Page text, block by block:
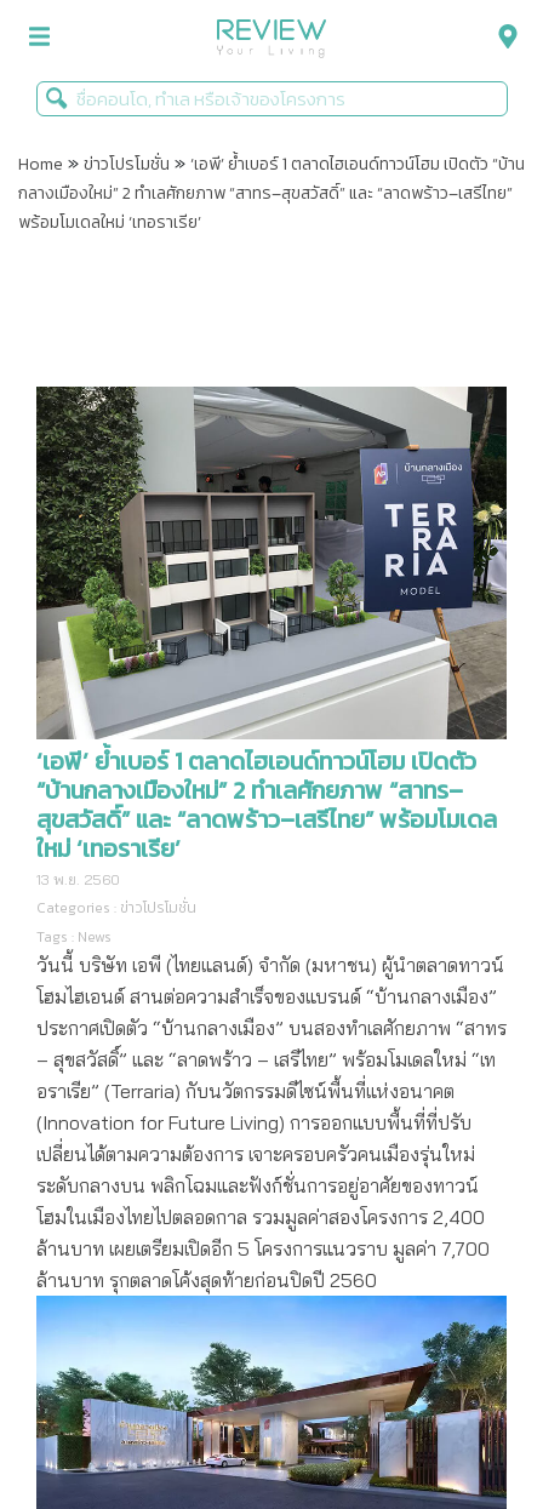
รีวิวคอนโด
รีวิวบ้าน
ข่าวโปรโมชั่น
Home »ข่าวโปรโมชั่น »‘เอพี’ ย้ำเบอร์ 1 ตลาดไฮเอนด์ทาวน์โฮม เปิดตัว “บ้าน
กลางเมืองใหม่” 2 ทำเลศักยภาพ “สาทร–สุขสวัสดิ์” และ “ลาดพร้าว–เสรีไทย”
พร้อมโมเดลใหม่ ‘เทอราเรีย’
‘เอพี’ ย้ำเบอร์ 1 ตลาดไฮเอนด์ทาวน์โฮม เปิดตัว
“บ้านกลางเมืองใหม่” 2 ทำเลศักยภาพ “สาทร–
สุขสวัสดิ์” และ “ลาดพร้าว–เสรีไทย” พร้อมโมเดล
ใหม่ ‘เทอราเรีย’
13 พ.ย. 2560
Categories : ข่าวโปรโมชั่น
Tags : News
วันนี้ บริษัท เอพี (ไทยแลนด์) จำกัด (มหาชน) ผู้นำตลาดทาวน์
โฮมไฮเอนด์ สานต่อความสำเร็จของแบรนด์ “บ้านกลางเมือง”
ประกาศเปิดตัว “บ้านกลางเมือง” บนสองทำเลศักยภาพ “สาทร
– สุขสวัสดิ์” และ “ลาดพร้าว – เสรีไทย” พร้อมโมเดลใหม่ “เท
อราเรีย” (Terraria) กับนวัตกรรมดีไซน์พื้นที่แห่งอนาคต
(Innovation for Future Living) การออกแบบพื้นที่ที่ปรับ
เปลี่ยนได้ตามความต้องการ เจาะครอบครัวคนเมืองรุ่นใหม่
ระดับกลางบน พลิกโฉมและฟังก์ชั่นการอยู่อาศัยของทาวน์
โฮมในเมืองไทยไปตลอดกาล รวมมูลค่าสองโครงการ 2,400
ล้านบาท เผยเตรียมเปิดอีก 5 โครงการแนวราบ มูลค่า 7,700
ล้านบาท รุกตลาดโค้งสุดท้ายก่อนปิดปี 2560